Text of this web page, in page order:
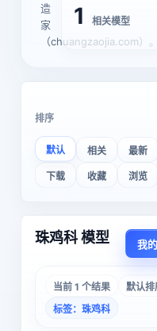
造
家
（chuangzaojia.com）。
1 相关模型
排序
默认 相关 最新
下载 收藏 浏览
珠鸡科 模型 我
当前 1 个结果
默认排
标签：珠鸡科